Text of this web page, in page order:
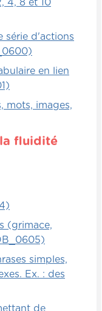
4, 8 et 10
série d'actions
en lien
mots, images,
fluidité
(grimace,
simples,
Ex. : des
de